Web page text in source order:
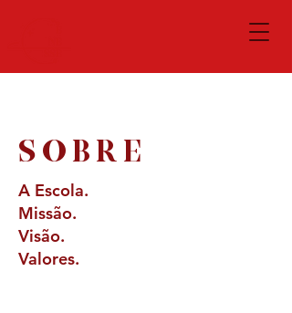
S O B R E
A Escola.
Missão.
Visão.
Valores.